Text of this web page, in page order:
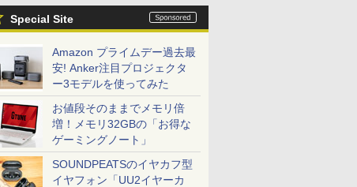
Special Site
Amazon プライムデー過去最
安! Anker注目プロジェクタ
ー3モデルを使ってみた
お値段そのままでメモリ倍
増！メモリ32GBの「お得な
ゲーミングノート」
SOUNDPEATSのイヤカフ型
イヤフォン「UU2イヤーカ